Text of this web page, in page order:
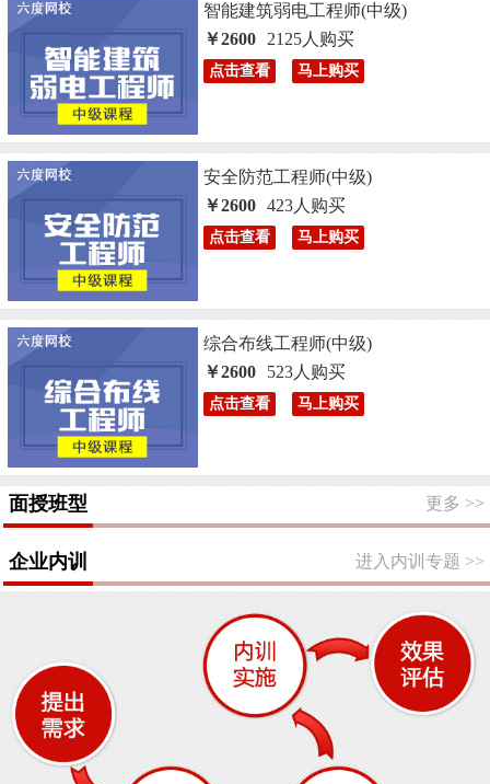
智能建筑弱电工程师(中级)
￥2600
2125人购买
点击查看 马上购买
安全防范工程师(中级)
￥2600
423人购买
点击查看 马上购买
综合布线工程师(中级)
￥2600
523人购买
点击查看 马上购买
面授班型 更多 >>
企业内训 进入内训专题 >>